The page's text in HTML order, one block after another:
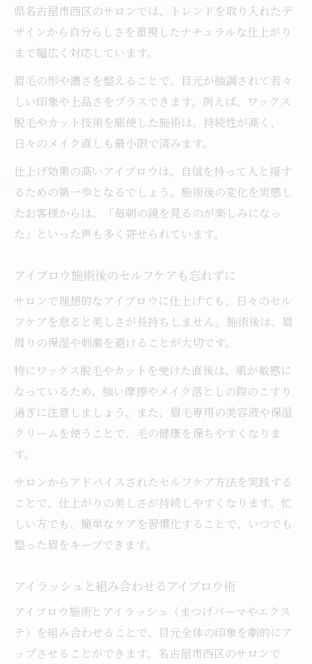
県名古屋市西区のサロンでは、トレンドを取り入れたデ
ザインから自分らしさを重視したナチュラルな仕上がり
まで幅広く対応しています。
眉毛の形や濃さを整えることで、目元が強調されて若々
しい印象や上品さをプラスできます。例えば、ワックス
脱毛やカット技術を駆使した施術は、持続性が高く、
日々のメイク直しも最小限で済みます。
仕上げ効果の高いアイブロウは、自信を持って人と接す
るための第一歩となるでしょう。施術後の変化を実感し
たお客様からは、「毎朝の鏡を見るのが楽しみになっ
た」といった声も多く寄せられています。
アイブロウ施術後のセルフケアも忘れずに
サロンで理想的なアイブロウに仕上げても、日々のセル
フケアを怠ると美しさが長持ちしません。施術後は、眉
周りの保湿や刺激を避けることが大切です。
特にワックス脱毛やカットを受けた直後は、肌が敏感に
なっているため、強い摩擦やメイク落としの際のこすり
過ぎに注意しましょう。また、眉毛専用の美容液や保湿
クリームを使うことで、毛の健康を保ちやすくなりま
す。
サロンからアドバイスされたセルフケア方法を実践する
ことで、仕上がりの美しさが持続しやすくなります。忙
しい方でも、簡単なケアを習慣化することで、いつでも
整った眉をキープできます。
アイラッシュと組み合わせるアイブロウ術
アイブロウ施術とアイラッシュ（まつげパーマやエクス
テ）を組み合わせることで、目元全体の印象を劇的にア
ップさせることができます。名古屋市西区のサロンで